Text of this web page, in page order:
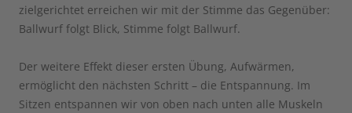
zielgerichtet erreichen wir mit der Stimme das Gegenüber:
Ballwurf folgt Blick, Stimme folgt Ballwurf.
Der weitere Effekt dieser ersten Übung, Aufwärmen,
ermöglicht den nächsten Schritt – die Entspannung. Im
Sitzen entspannen wir von oben nach unten alle Muskeln